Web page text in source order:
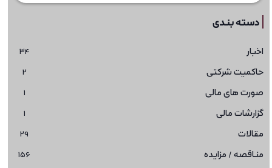
دسته بندی
اخبار 34
حاکمیت شرکتی 2
صورت های مالی 1
گزارشات مالی 1
مقالات 29
مناقصه / مزایده 156